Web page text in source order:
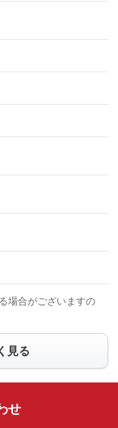
ター
メラ
ラ
ル
場合がございますの
見る
せ